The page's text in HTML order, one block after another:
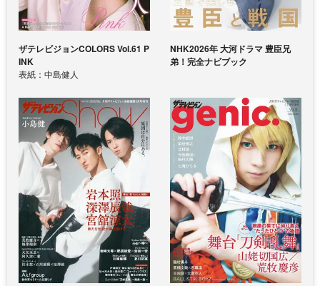
ザテレビジョンCOLORS Vol.61 P
INK
表紙：中島健人
NHK2026年 大河ドラマ 豊臣兄
弟！完全ナビブック